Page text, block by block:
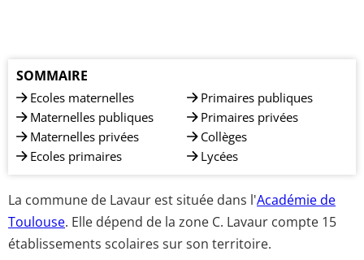
SOMMAIRE
Ecoles maternelles
Maternelles publiques
Maternelles privées
Ecoles primaires
Primaires publiques
Primaires privées
Collèges
Lycées
La commune de Lavaur est située dans l'Académie de
Toulouse. Elle dépend de la zone C. Lavaur compte 15
établissements scolaires sur son territoire.